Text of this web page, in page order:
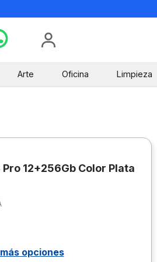
Arte Oficina Limpieza
12+256Gb Color Plata
opciones